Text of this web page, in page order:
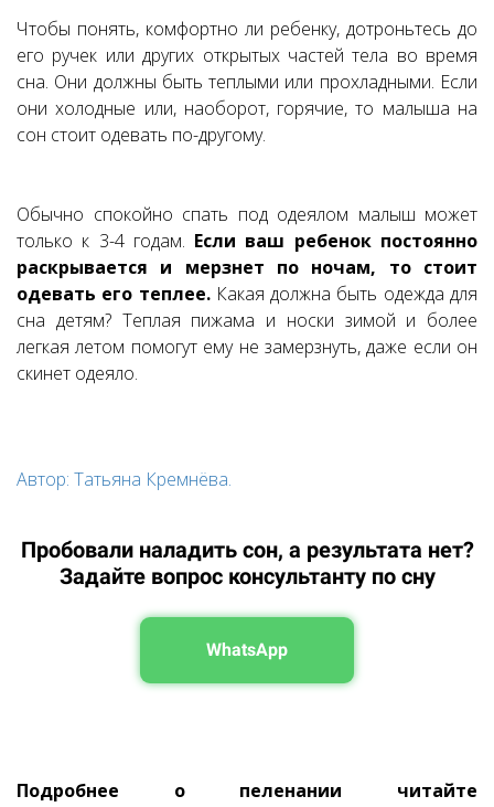
Чтобы понять, комфортно ли ребенку, дотроньтесь до
его ручек или других открытых частей тела во время
сна. Они должны быть теплыми или прохладными. Если
они холодные или, наоборот, горячие, то малыша на
сон стоит одевать по-другому.
Обычно спокойно спать под одеялом малыш может
только к 3-4 годам. Если ваш ребенок постоянно
раскрывается и мерзнет по ночам, то стоит
одевать его теплее.Какая должна быть одежда для
сна детям? Теплая пижама и носки зимой и более
легкая летом помогут ему не замерзнуть, даже если он
скинет одеяло.
Автор: Татьяна Кремнёва.
Пробовали наладить сон, а результата нет?
Задайте вопрос консультанту по сну
WhatsApp
Подробнее о пеленании читайте